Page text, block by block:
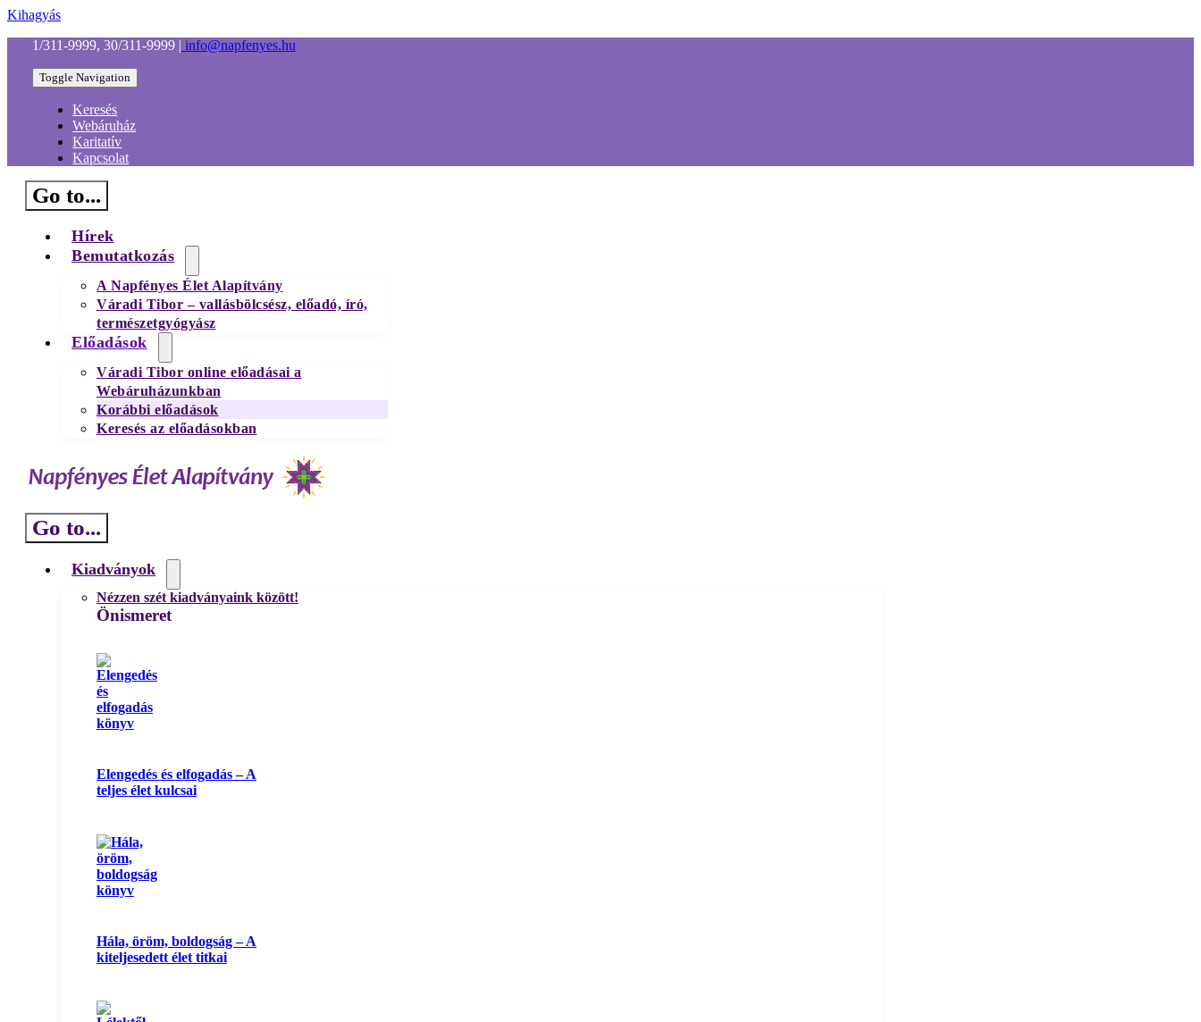
Kihagyás
1/311-9999, 30/311-9999 | info@napfenyes.hu
Toggle Navigation
Keresés
Webáruház
Karitatív
Kapcsolat
Go to...
Hírek
Bemutatkozás
A Napfényes Élet Alapítvány
Váradi Tibor – vallásbölcsész, előadó, író,
természetgyógyász
Előadások
Váradi Tibor online előadásai a
Webáruházunkban
Korábbi előadások
Keresés az előadásokban
Go to...
Kiadványok
Nézzen szét kiadványaink között!
Önismeret
Elengedés és elfogadás – A
teljes élet kulcsai
Hála, öröm, boldogság – A
kiteljesedett élet titkai